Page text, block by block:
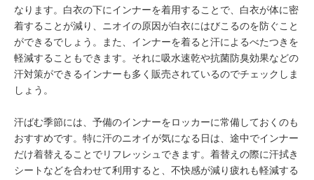
なります。白衣の下にインナーを着用することで、白衣が体に密
着することが減り、ニオイの原因が白衣にはびこるのを防ぐこと
ができるでしょう。また、インナーを着ると汗によるべたつきを
軽減することもできます。それに吸水速乾や抗菌防臭効果などの
汗対策ができるインナーも多く販売されているのでチェックしま
しょう。
汗ばむ季節には、予備のインナーをロッカーに常備しておくのも
おすすめです。特に汗のニオイが気になる日は、途中でインナー
だけ着替えることでリフレッシュできます。着替えの際に汗拭き
シートなどを合わせて利用すると、不快感が減り疲れも軽減する